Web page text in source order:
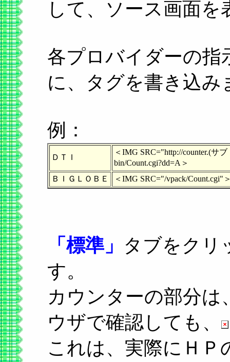
して、ソース画面を
各プロバイダーの指
に、タグを書き込み
例：
ＤＴＩ
＜IMG SRC="http://counter.(サ
bin/Count.cgi?dd=A＞
ＢＩＧＬＯＢＥ
＜IMG SRC="/vpack/Count.cgi"
「標準」 タブをクリ
す。
カウンターの部分は
ウザで確認しても、
これは、実際にＨＰ